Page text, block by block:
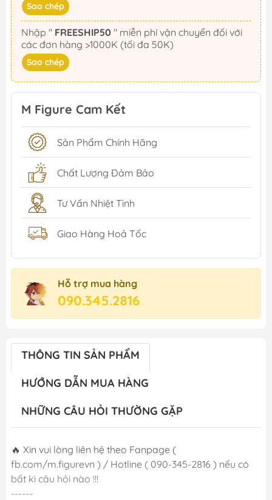
Sao chép
Nhập " FREESHIP50
các đơn hàng >1000K (tối đa 50K)
Sao chép
M Figure Cam Kết
Sản Phẩm Chính Hãng
Chất Lượng Đảm Bảo
Tư Vấn Nhiệt Tình
Giao Hàng Hoả Tốc
Hỗ trợ mua hàng
090.345.2816
THÔNG TIN SẢN PHẨM
HƯỚNG DẪN MUA HÀNG
NHỮNG CÂU HỎI THƯỜNG GẶP
🔥 Xin vui lòng liên hệ theo Fanpage (
fb.com/m.figurevn ) / Hotline ( 090-345-2816 ) nếu có
bất kì câu hỏi nào !!!
------